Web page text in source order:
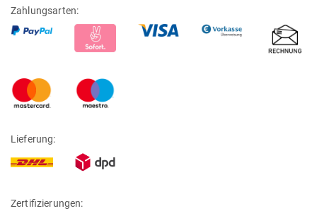
Zahlungsarten:
Lieferung:
Zertifizierungen: